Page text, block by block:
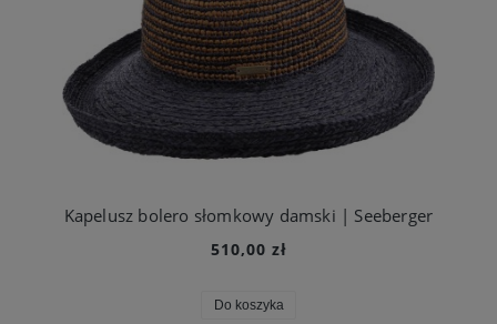
Kapelusz bolero słomkowy damski | Seeberger
510,00 zł
Do koszyka